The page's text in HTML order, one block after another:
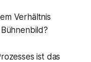
Verhältnis
ist das